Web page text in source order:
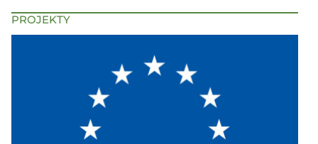
PROJEKTY